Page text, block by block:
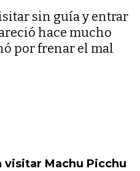
sin guía y entrar
hace mucho
por frenar el mal
visitar Machu Picchu